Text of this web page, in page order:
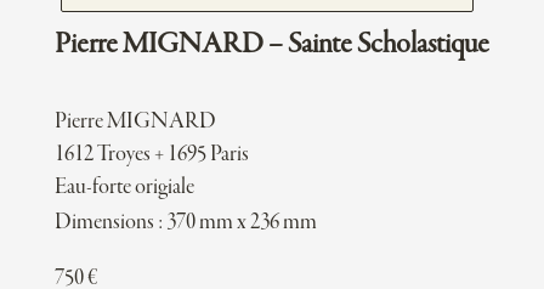
Pierre MIGNARD – Sainte Scholastique
Pierre MIGNARD
1612 Troyes + 1695 Paris
Eau-forte origiale
Dimensions : 370 mm x 236 mm
750€